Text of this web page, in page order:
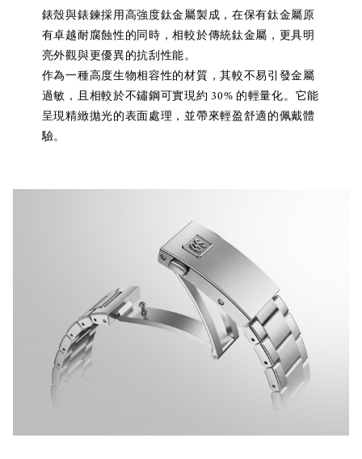
錶殼與錶鍊採用高強度鈦金屬製成，在保有鈦金屬原
有卓越耐腐蝕性的同時，相較於傳統鈦金屬，更具明
亮外觀與更優異的抗刮性能。
作為一種高度生物相容性的材質，其較不易引發金屬
過敏，且相較於不鏽鋼可實現約 30% 的輕量化。它能
呈現精緻拋光的表面處理，並帶來輕盈舒適的佩戴體
驗。